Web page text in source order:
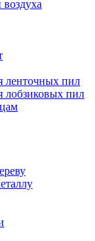
ленточных пил
лобзиковых пил